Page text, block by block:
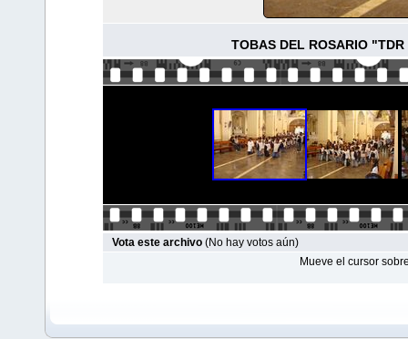
TOBAS DEL ROSARIO
Vota este archivo(No hay votos aún)
Mueve el cursor